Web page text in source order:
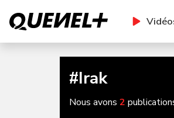
#Irak
Nous avons 2